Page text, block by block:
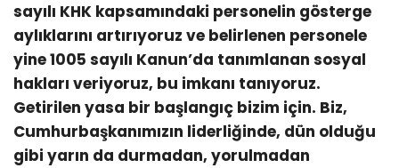
sayılı KHK kapsamındaki personelin gösterge
aylıklarını artırıyoruz ve belirlenen personele
yine 1005 sayılı Kanun’da tanımlanan sosyal
hakları veriyoruz, bu imkanı tanıyoruz.
Getirilen yasa bir başlangıç bizim için. Biz,
Cumhurbaşkanımızın liderliğinde, dün olduğu
gibi yarın da durmadan, yorulmadan